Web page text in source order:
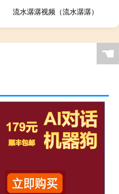
流水潺潺视频（流水潺潺）
☚